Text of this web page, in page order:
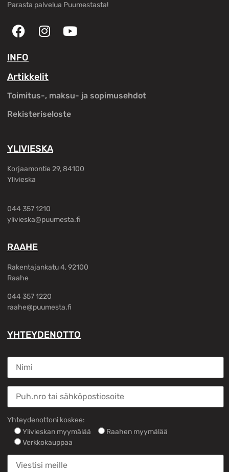
Parasta palvelua Puumestasta!
INFO
Artikkelit
Toimitus-, maksu- ja sopimusehdot
Rekisteriseloste
YLIVIESKA
Korjaamontie 29, 84100
Ylivieska
044 357 1210
ylivieska@puumesta.fi
RAAHE
Rakentajankatu 4, 92100
Raahe
044 357 1220
raahe@puumesta.fi
YHTEYDENOTTO
Yhteydenottoni koskee:
Ylivieskan myymälää
Raahen myymälää
Verkkokauppaa